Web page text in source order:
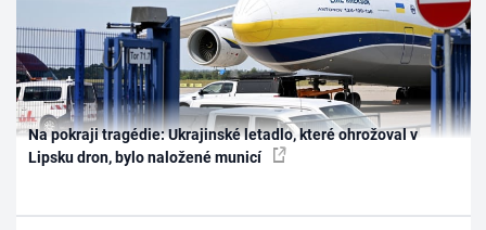
Na pokraji tragédie: Ukrajinské letadlo, které ohrožoval v
Lipsku dron, bylo naložené municí